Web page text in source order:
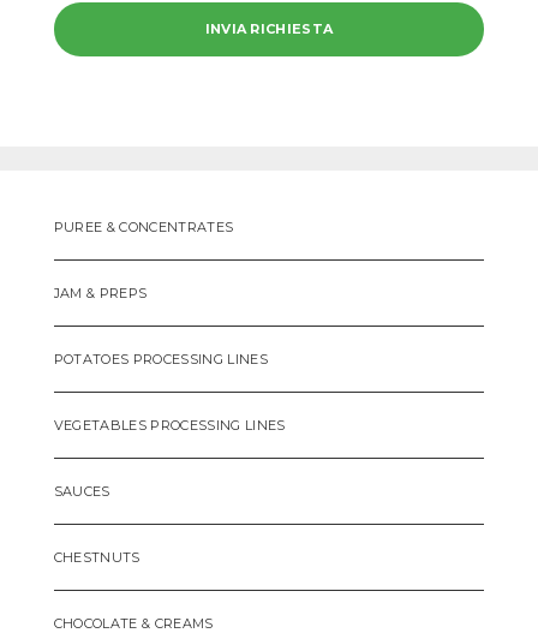
PUREE & CONCENTRATES
JAM & PREPS
POTATOES PROCESSING LINES
VEGETABLES PROCESSING LINES
SAUCES
CHESTNUTS
CHOCOLATE & CREAMS